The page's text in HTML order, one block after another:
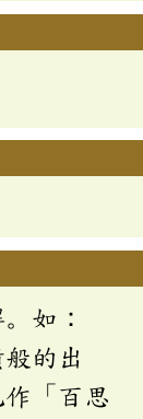
如：
的出
「百思